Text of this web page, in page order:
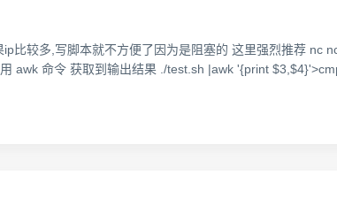
比较多,写脚本就不方便了因为是阻塞的 这里强烈推荐 nc
awk 命令 获取到输出结果 ./test.sh |awk '{print